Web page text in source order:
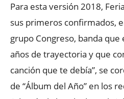
Para esta versión 2018,
sus primeros confirmados,
grupo Congreso, banda
años de trayectoria y que
canción que te debía”, se
de “Álbum del Año” en los